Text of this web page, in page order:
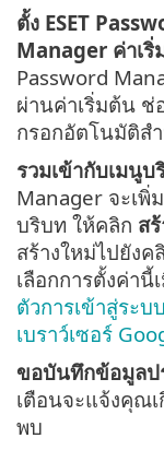
ตั้ง ESET
Manager ค่าเริ่
Password
ผ่านค่าเริ่มต้น
กรอกอัตโนมัติส
รวมเข้ากับเมนูบ
Manager จะเพิ่
บริบท ให้คลิก ส
สร้างใหม่ไปยัง
เลือกการตั้งค่า
ตัวการเข้าสู่ระ
เบราว์เซอร์
ขอบันทึกข้อมูลป
เตือนจะแจ้งคุณ
พบ